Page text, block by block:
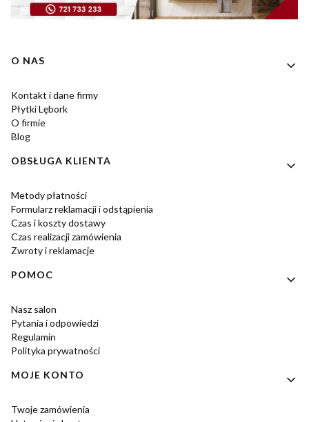
Linki w stopce
O NAS
Kontakt i dane firmy
Płytki Lębork
O firmie
Blog
OBSŁUGA KLIENTA
Metody płatności
Formularz reklamacji i odstąpienia
Czas i koszty dostawy
Czas realizacji zamówienia
Zwroty i reklamacje
POMOC
Nasz salon
Pytania i odpowiedzi
Regulamin
Polityka prywatności
MOJE KONTO
Twoje zamówienia